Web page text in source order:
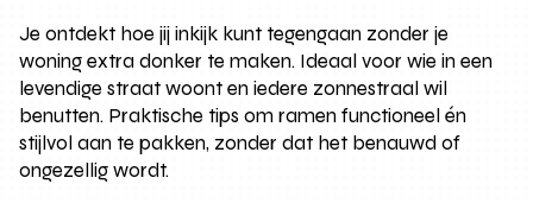
Je ontdekt hoe jij inkijk kunt tegengaan zonder je
woning extra donker te maken. Ideaal voor wie in een
levendige straat woont en iedere zonnestraal wil
benutten. Praktische tips om ramen functioneel én
stijlvol aan te pakken, zonder dat het benauwd of
ongezellig wordt.